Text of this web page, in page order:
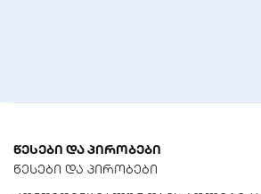
წესები და პირობები
წესები და პირობები